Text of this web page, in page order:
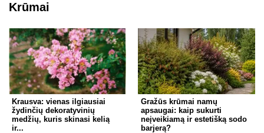
Krūmai
Krausva: vienas ilgiausiai
žydinčių dekoratyvinių
medžių, kuris skinasi kelią
ir...
Gražūs krūmai namų
apsaugai: kaip sukurti
neįveikiamą ir estetišką sodo
barjerą?